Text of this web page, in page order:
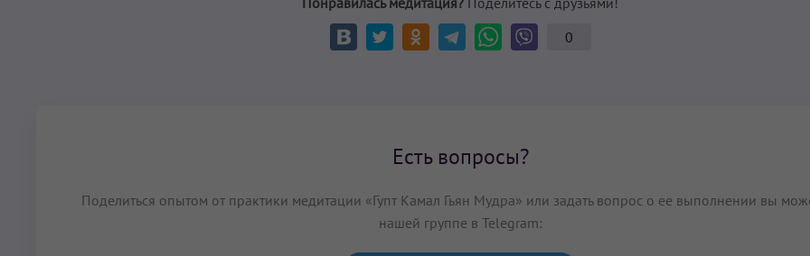
0
Есть вопросы?
Поделиться опытом от практики медитации «Гупт Камал Гьян Мудра» или задать вопрос о ее выполнении вы
нашей группе в Telegram: